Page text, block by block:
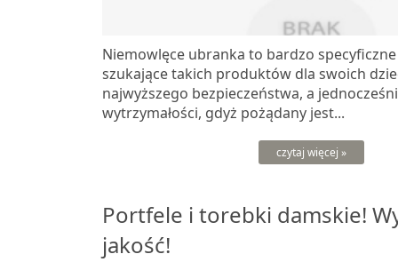
Niemowlęce ubranka to bardzo
szukające takich produktów dla swoich
najwyższego bezpieczeństwa, a
wytrzymałości, gdyż pożądany jest...
czytaj więcej »
Portfele i torebki damskie!
jakość!